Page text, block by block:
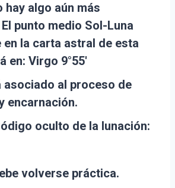
hay algo aún más
punto medio Sol-Luna
en la carta astral de esta
en: Virgo 9°55′
asociado al proceso de
encarnación.
oculto de la lunación:
volverse práctica.